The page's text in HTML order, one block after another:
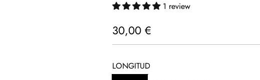
1 review
P
r
e
30,00 €
LONGITUD